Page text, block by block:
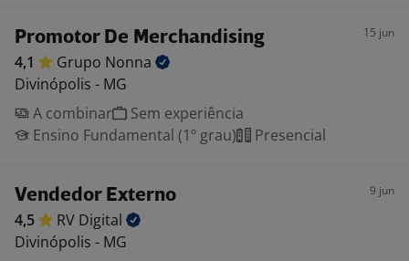
Promotor De Merchandising 15 jun
4,1 Grupo Nonna
Divinópolis - MG
A combinar
Sem experiência
Ensino Fundamental (1º grau)
Presencial
Vendedor Externo 9 jun
4,5 RV Digital
Divinópolis - MG